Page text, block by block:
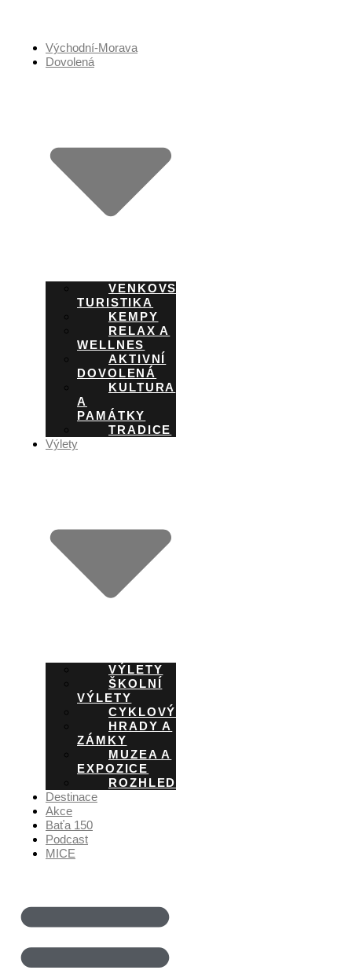
Východní-Morava
Dovolená
VENKOVSKÁ
TURISTIKA
KEMPY
RELAX A
WELLNES
AKTIVNÍ
DOVOLENÁ
KULTURA
A
PAMÁTKY
TRADICE
Výlety
VÝLETY
ŠKOLNÍ
VÝLETY
CYKLOVÝLETY
HRADY A
ZÁMKY
MUZEA A
EXPOZICE
ROZHLEDNY
Destinace
Akce
Baťa 150
Podcast
MICE